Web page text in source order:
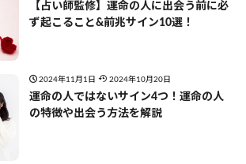
【占い師監修】運命の人に出会う前に必
ず起こること&前兆サイン10選！
2024年11月1日 2024年10月20日
運命の人ではないサイン4つ！運命の人
の特徴や出会う方法を解説